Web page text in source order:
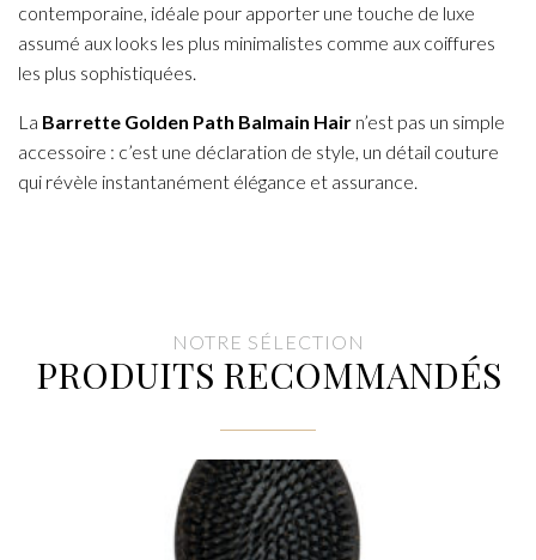
contemporaine, idéale pour apporter une touche de luxe
assumé aux looks les plus minimalistes comme aux coiffures
les plus sophistiquées.
La Barrette Golden Path Balmain Hair n’est pas un simple
accessoire : c’est une déclaration de style, un détail couture
qui révèle instantanément élégance et assurance.
NOTRE SÉLECTION
PRODUITS RECOMMANDÉS